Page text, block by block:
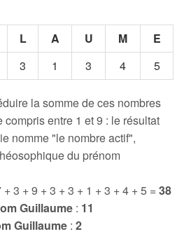
L A U M
E
3 1 3 4 5
la somme de ces nombres
entre 1 et 9 : le résultat
nomme "le nombre actif",
du prénom
3 + 9 + 3 + 3 + 1 + 3 + 4 + 5 =38
Guillaume : 11
Guillaume : 2